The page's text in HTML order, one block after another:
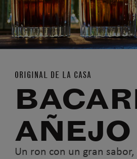
ORIGINAL DE LA CASA
AÑEJO
Un ron con un gran sabor,